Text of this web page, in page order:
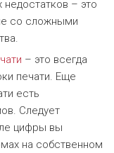
– это
со сложными
– это всегда
печати. Еще
есть
Следует
цифры вы
на собственном